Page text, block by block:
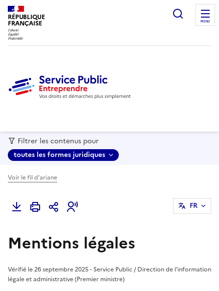
RÉPUBLIQUE
FRANÇAISE MENU
Filtrer les contenus pour
toutes les formes juridiques
Voir le fil d'ariane
FR
Mentions légales
Vérifié le 26 septembre 2025 - Service Public / Direction de l'information
légale et administrative (Premier ministre)